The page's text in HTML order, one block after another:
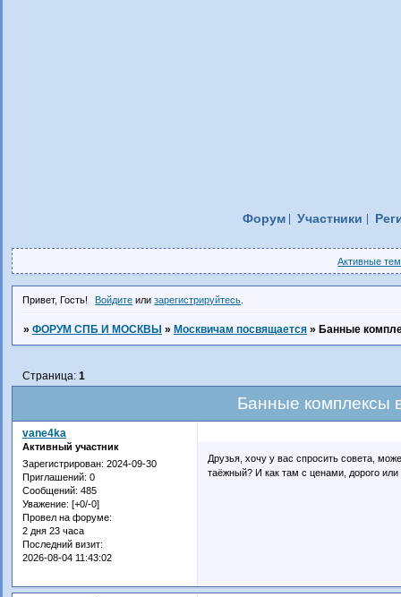
Форум Участники
Активные
Привет, Гость! Войдите илизарегистрируйтесь
» ФОРУМ СПБ И МОСКВЫ » Москвичам посвящается » Банные
Банные комплексы
Страница: 1
vane4ka
Активный участник
Зарегистрирован: 2024-09-30
Приглашений: 0
Сообщений: 485
Уважение: [+0/-0]
Провел на форуме:
2 дня 23 часа
Последний визит:
2026-08-04 11:43:02
Друзья, хочу у вас спросить совета,
таёжный? И как там с ценами, дорого или